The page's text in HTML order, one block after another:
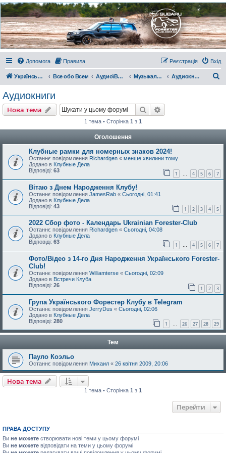
Украинский Форестер
Клуб
Всеукраинский клуб владельцев Subaru Forester. Клубные покатушки на природе и
еженедельные встречи, скидки от партнеров и просто много общения с друзьями.
Присоединяйтесь. Think. Feel. Drive.
Допомога
Правила Вхід
Реєстрація
Український Форестер Клуб Все обо Всем Аудио\Видео\РС Музыкальный киоскъ Аудиокниги
Аудиокниги
Нова тема Пошук
1 тема • Сторінка 1 з 1
Оголошення
Клубные рамки для номерных знаков 2024!
Останнє повідомлення Richardgen « менше хвилини тому
Додано в Клубные Дела
Відповіді: 63 1 … 4 5 6 7
Вітаю з Днем Народження Клубу!
Останнє повідомлення JamesRab « Сьогодні, 01:41
Додано в Клубные Дела
Відповіді: 43 1 2 3 4 5
2022 Сбор фото - Календарь Ukrainian Forester-Club
Останнє повідомлення Richardgen « Сьогодні, 04:08
Додано в Клубные Дела
Відповіді: 63 1 … 4 5 6 7
Фото/Відео з 14-го Дня Народження Українського Forester-
Club!
Останнє повідомлення Williamterse « Сьогодні, 02:09
Додано в Встречи Клуба
Відповіді: 26 1 2 3
Група Українського Форестер Клубу в Telegram
Останнє повідомлення JerryDus « Сьогодні, 02:06
Додано в Клубные Дела
Відповіді: 280 1 26 27 28 29
Тем
Пауло Коэльо
Останнє повідомлення Михаил « 26 квітня 2009, 20:06
Нова тема
1 тема • Сторінка 1 з 1
Перейти
ПРАВА ДОСТУПУ
Ви не можете створювати нові теми у цьому форумі
Ви не можете відповідати на теми у цьому форумі